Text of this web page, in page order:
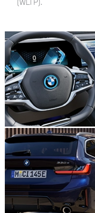
(WLTP).